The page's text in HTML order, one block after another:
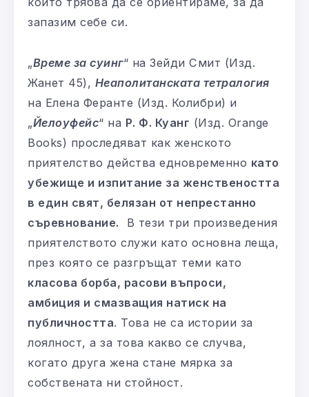
запазим себе си.
„Време за суинг“ на Зейди Смит (Изд.
Жанет 45), Неаполитанската тетралогия
на Елена Феранте (Изд. Колибри) и
„Йелоуфейс“ на Р. Ф. Куанг (Изд. Orange
Books) проследяват как женското
приятелство действа едновременно като
убежище и изпитание за женствеността
в един свят, белязан от непрестанно
съревнование. В тези три произведения
приятелството служи като основна леща,
през която се разгръщат теми като
класова борба, расови въпроси,
амбиция и смазващия натиск на
публичността. Това не са истории за
лоялност, а за това какво се случва,
когато друга жена стане мярка за
собствената ни стойност.